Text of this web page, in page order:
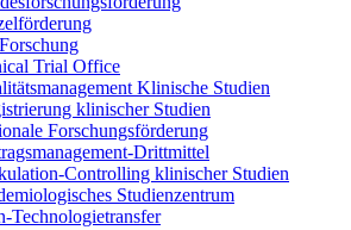
Trial Office
Klinische Studien
klinischer Studien
Forschungsförderung
Drittmittel
Controlling klinischer Studien
Studienzentrum
Technologietransfer